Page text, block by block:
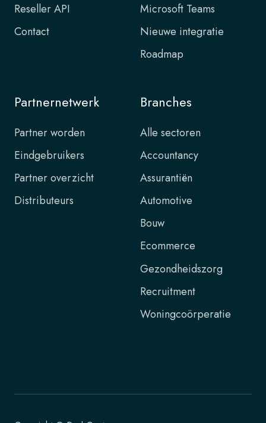
Reseller API
Contact
Microsoft Teams
Nieuwe integratie
Roadmap
Partnernetwerk
Partner worden
Eindgebruikers
Partner overzicht
Distributeurs
Branches
Alle sectoren
Accountancy
Assurantiën
Automotive
Bouw
Ecommerce
Gezondheidszorg
Recruitment
Woningcoörperatie